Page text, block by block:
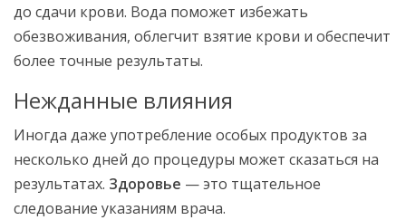
до сдачи крови. Вода поможет избежать
обезвоживания, облегчит взятие крови и обеспечит
более точные результаты.
Нежданные влияния
Иногда даже употребление особых продуктов за
несколько дней до процедуры может сказаться на
результатах. Здоровье — это тщательное
следование указаниям врача.